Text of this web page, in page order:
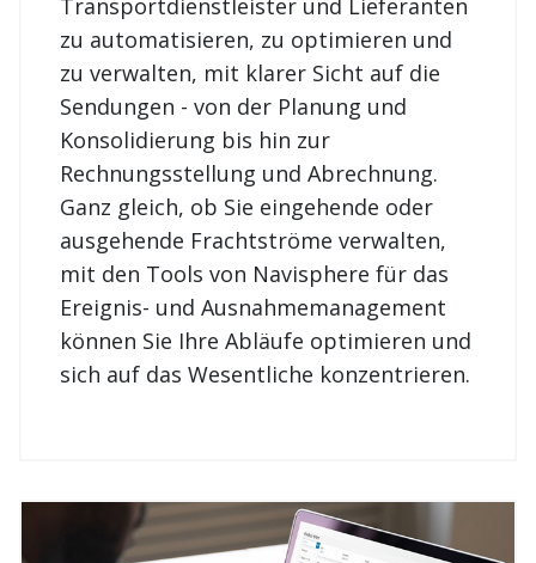
zu automatisieren, zu optimieren und
zu verwalten, mit klarer Sicht auf die
Sendungen - von der Planung und
Konsolidierung bis hin zur
Rechnungsstellung und Abrechnung.
Ganz gleich, ob Sie eingehende oder
ausgehende Frachtströme verwalten,
mit den Tools von Navisphere für das
Ereignis- und Ausnahmemanagement
können Sie Ihre Abläufe optimieren und
sich auf das Wesentliche konzentrieren.